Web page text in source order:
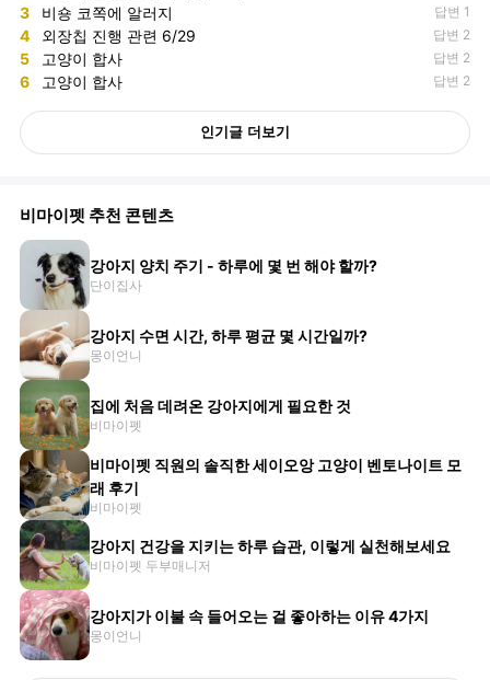
3 비숑 코쪽에 알러지 답변 1
4 외장칩 진행 관련 6/29 답변 2
5 고양이 합사 답변 2
6 고양이 합사 답변 2
인기글 더보기
비마이펫 추천 콘텐츠
강아지 양치 주기 - 하루에 몇 번 해야 할까?
단이집사
강아지 수면 시간, 하루 평균 몇 시간일까?
몽이언니
집에 처음 데려온 강아지에게 필요한 것
비마이펫
비마이펫 직원의 솔직한 세이오앙 고양이 벤토나이트 모
래 후기
비마이펫
강아지 건강을 지키는 하루 습관, 이렇게 실천해보세요
비마이펫 두부매니저
강아지가 이불 속 들어오는 걸 좋아하는 이유 4가지
몽이언니